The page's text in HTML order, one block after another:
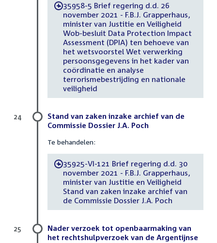
-35958-5 Brief regering d.d. 26
november 2021 - F.B.J. Grapperhaus,
minister van Justitie en Veiligheid
Wob-besluit Data Protection Impact
Assessment (DPIA) ten behoeve van
het wetsvoorstel Wet verwerking
persoonsgegevens in het kader van
coördinatie en analyse
terrorismebestrijding en nationale
veiligheid
Stand van zaken inzake archief van de
Commissie Dossier J.A. Poch
Te behandelen:
-35925-VI-121 Brief regering d.d. 30
november 2021 - F.B.J. Grapperhaus,
minister van Justitie en Veiligheid
Stand van zaken inzake archief van
de Commissie Dossier J.A. Poch
24
Nader verzoek tot openbaarmaking van
het rechtshulpverzoek van de Argentijnse
25